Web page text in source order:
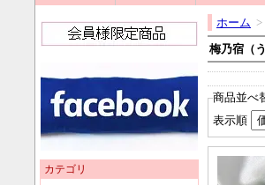
ホーム >
梅乃宿（
商品並べ
表示順
カテゴリ